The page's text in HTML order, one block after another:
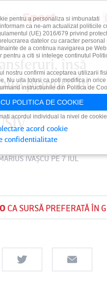
însă
planuri! În
oficialii lui
IVAŞCUPE 7 IUL
CA SURSĂ PREFERATĂ ÎN
pentru a personaliza si imbunatati
ca ne-am actualizat politicile
(UE) 2016/679 privind
datelor cu caracter personal
de a continua navigarea pe
pentru a citi si intelege continutul
nostru confirmi acceptarea utilizarii
Nu uita totusi ca poti modifica in orice
instructiunile din Politica de
POLITICA DE COOKIE
acordul individual la nivel de
acord cookie
confidentialitate